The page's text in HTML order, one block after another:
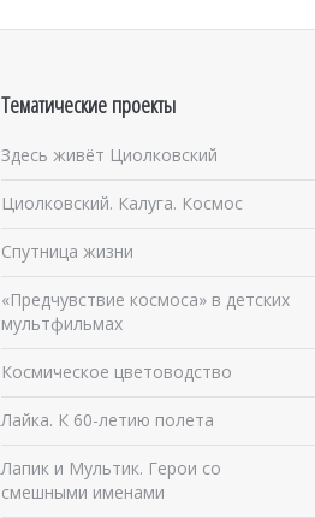
Тематические проекты
Здесь живёт Циолковский
Циолковский. Калуга. Космос
Спутница жизни
«Предчувствие космоса» в детских
мультфильмах
Космическое цветоводство
Лайка. К 60-летию полета
Лапик и Мультик. Герои со
смешными именами